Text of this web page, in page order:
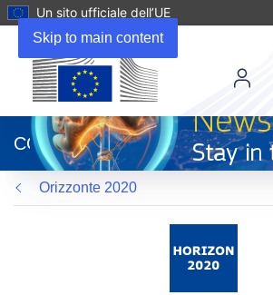
Skip to main content
Un sito ufficiale dell’UE
apre
in
una
nuova
finestra)
CORDIS
Orizzonte 2020